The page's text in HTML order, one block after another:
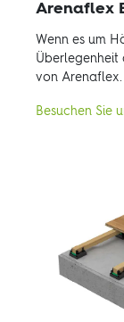
Arenaflex
Wenn es um
Überlegenheit
von Arenaflex.
Besuchen Sie